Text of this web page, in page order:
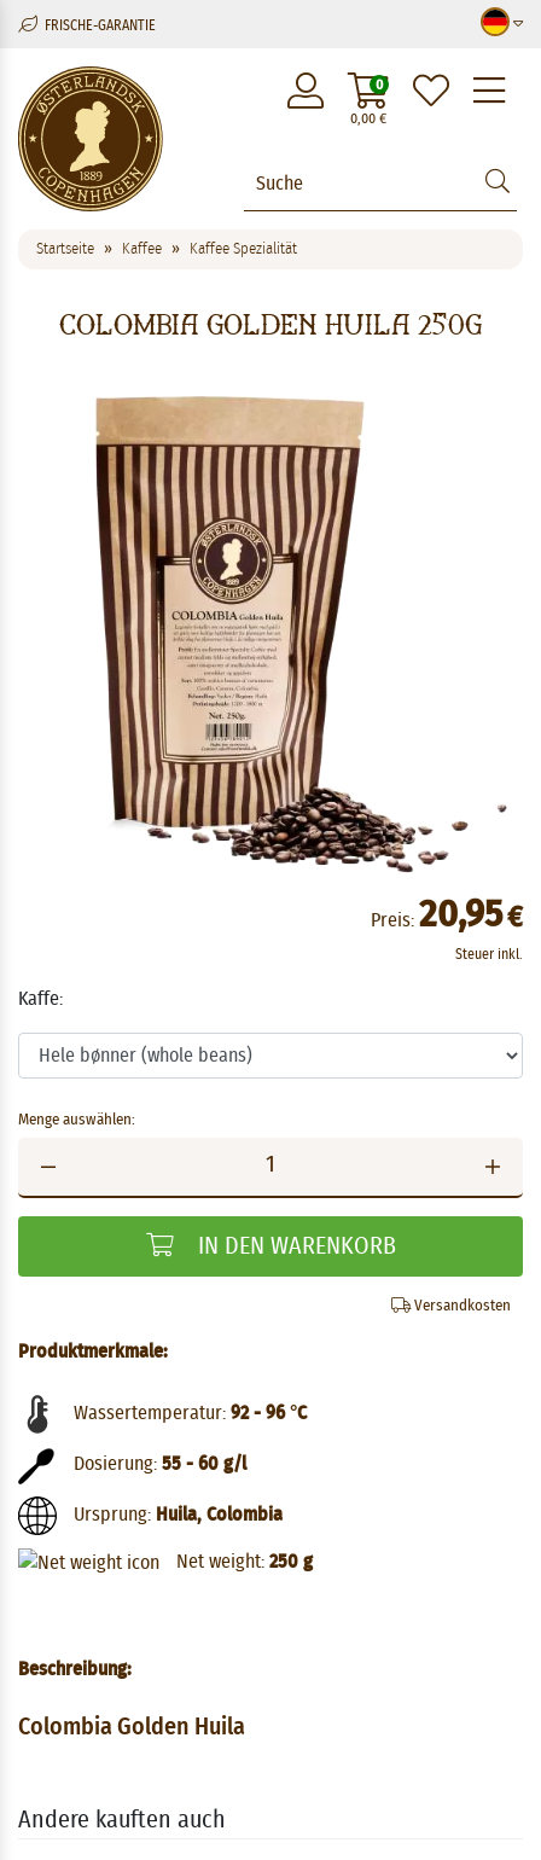
FRISCHE-GARANTIE
0,00€
0
Startseite Kaffee Kaffee Spezialität
Colombia Golden Huila 250g
Preis: 20,95€
Steuer inkl.
Kaffe:
Menge auswählen:
IN DEN WARENKORB
Versandkosten
Produktmerkmale:
Wassertemperatur: 92 - 96 °C
Dosierung: 55 - 60 g/l
Ursprung: Huila, Colombia
Net weight: 250 g
Beschreibung:
Colombia Golden Huila
Andere kauften auch